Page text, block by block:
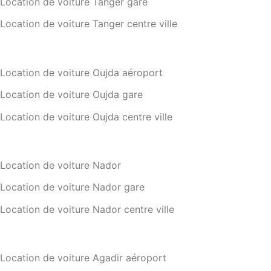
Location de voiture Tanger centre ville
Location de voiture Oujda aéroport
Location de voiture Oujda gare
Location de voiture Oujda centre ville
Location de voiture Nador
Location de voiture Nador gare
Location de voiture Nador centre ville
Location de voiture Agadir aéroport